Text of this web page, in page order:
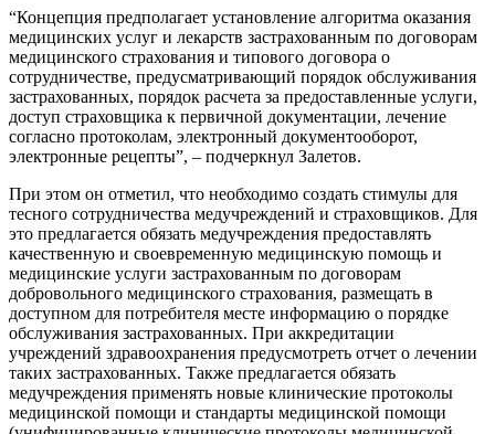
“Концепция предполагает установление алгоритма оказания
медицинских услуг и лекарств застрахованным по договорам
медицинского страхования и типового договора о
сотрудничестве, предусматривающий порядок обслуживания
застрахованных, порядок расчета за предоставленные услуги,
доступ страховщика к первичной документации, лечение
согласно протоколам, электронный документооборот,
электронные рецепты”, – подчеркнул Залетов.
При этом он отметил, что необходимо создать стимулы для
тесного сотрудничества медучреждений и страховщиков. Для
это предлагается обязать медучреждения предоставлять
качественную и своевременную медицинскую помощь и
медицинские услуги застрахованным по договорам
добровольного медицинского страхования, размещать в
доступном для потребителя месте информацию о порядке
обслуживания застрахованных. При аккредитации
учреждений здравоохранения предусмотреть отчет о лечении
таких застрахованных. Также предлагается обязать
медучреждения применять новые клинические протоколы
медицинской помощи и стандарты медицинской помощи